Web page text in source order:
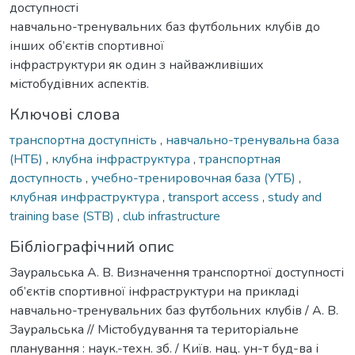
доступності
навчально-тренувальних баз футбольних клубів до
інших об’єктів спортивної
інфраструктури як один з найважливіших
містобудівних аспектів.
Ключові слова
транспортна доступність , навчально-тренувальна база
(НТБ) , клубна інфраструктура , транспортная
доступность , учебно-тренировочная база (УТБ) ,
клубная инфраструктура , transport access , study and
training base (STB) , club infrastructure
Бібліографічний опис
Зауральська А. В. Визначення транспортної доступності
об’єктів спортивної інфраструктури на прикладі
навчально-тренувальних баз футбольних клубів / А. В.
Зауральська // Містобудування та територіальне
планування : наук.-техн. зб. / Київ. нац. ун-т буд-ва і